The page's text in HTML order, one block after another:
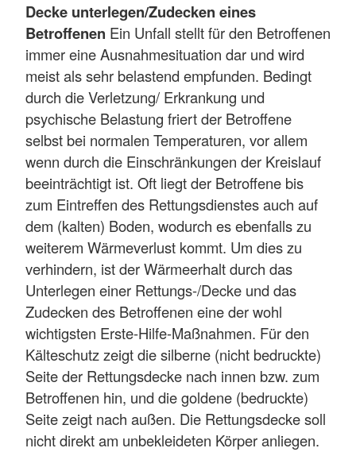
Decke unterlegen/Zudecken eines
Betroffenen Ein Unfall stellt für den Betroffenen
immer eine Ausnahmesituation dar und wird
meist als sehr belastend empfunden. Bedingt
durch die Verletzung/ Erkrankung und
psychische Belastung friert der Betroffene
selbst bei normalen Temperaturen, vor allem
wenn durch die Einschränkungen der Kreislauf
beeinträchtigt ist. Oft liegt der Betroffene bis
zum Eintreffen des Rettungsdienstes auch auf
dem (kalten) Boden, wodurch es ebenfalls zu
weiterem Wärmeverlust kommt. Um dies zu
verhindern, ist der Wärmeerhalt durch das
Unterlegen einer Rettungs-/Decke und das
Zudecken des Betroffenen eine der wohl
wichtigsten Erste-Hilfe-Maßnahmen. Für den
Kälteschutz zeigt die silberne (nicht bedruckte)
Seite der Rettungsdecke nach innen bzw. zum
Betroffenen hin, und die goldene (bedruckte)
Seite zeigt nach außen. Die Rettungsdecke soll
nicht direkt am unbekleideten Körper anliegen.